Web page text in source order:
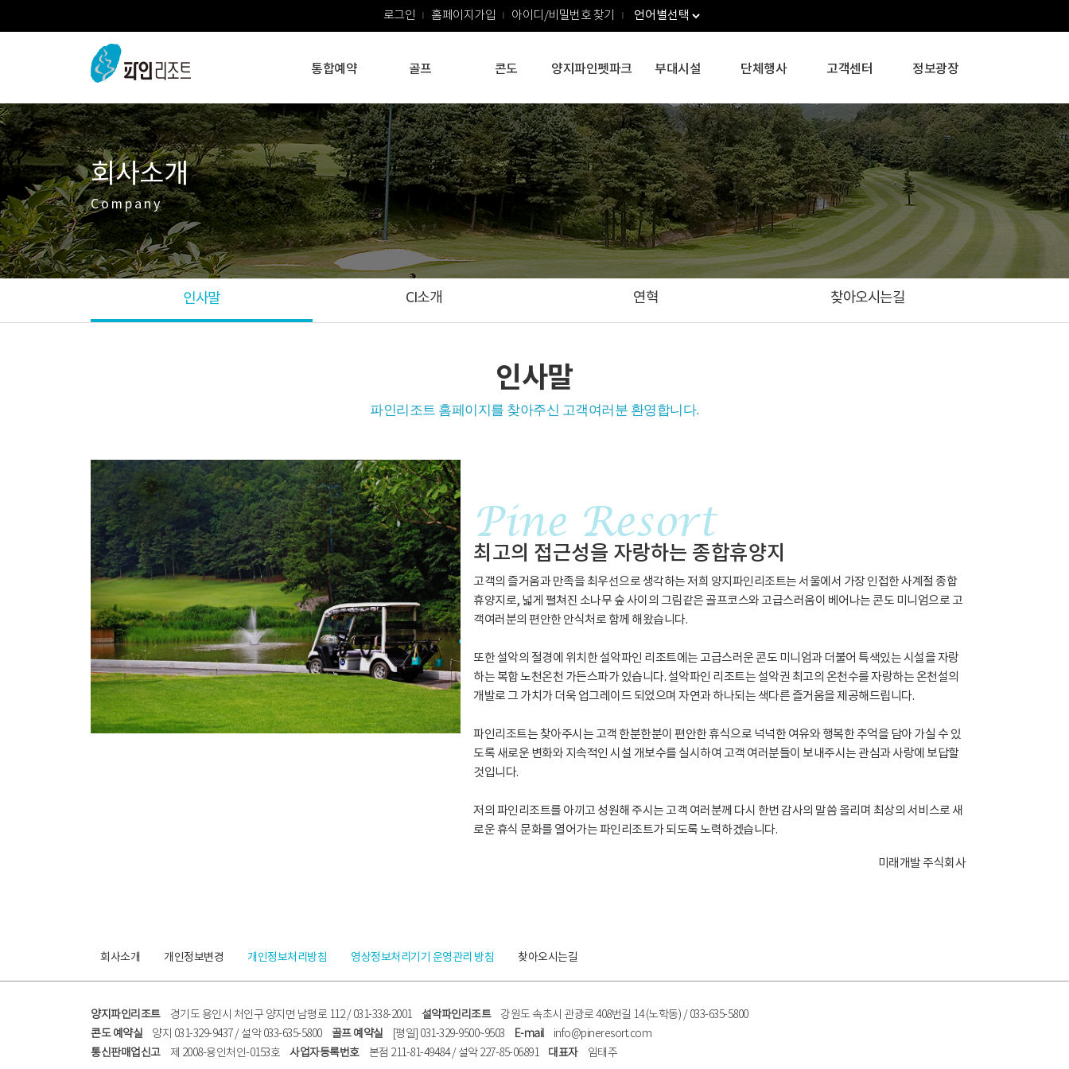
로그인 홈페이지가입 아이디/비밀번호 찾기
통합예약 골프 콘도 양지파인펫파크 부대시설 단체행사 고객센터 정보광장
회사소개
Company
인사말 CI소개 연혁 찾아오시는길
인사말
파인리조트 홈페이지를 찾아주신 고객여러분 환영합니다.
최고의 접근성을 자랑하는 종합휴양지
고객의 즐거움과 만족을 최우선으로 생각하는 저희 양지파인리조트는 서울에서 가장 인접한 사계절 종합
휴양지로, 넓게 펼쳐진 소나무 숲 사이의 그림같은 골프코스와 고급스러움이 베어나는 콘도 미니엄으로 고
객여러분의 편안한 안식처로 함께 해왔습니다.
또한 설악의 절경에 위치한 설악파인 리조트에는 고급스러운 콘도 미니엄과 더불어 특색있는 시설을 자랑
하는 복합 노천온천 가든스파가 있습니다. 설악파인 리조트는 설악권 최고의 온천수를 자랑하는 온천설의
개발로 그 가치가 더욱 업그레이드 되었으며 자연과 하나되는 색다른 즐거움을 제공해드립니다.
파인리조트는 찾아주시는 고객 한분한분이 편안한 휴식으로 넉넉한 여유와 행복한 추억을 담아 가실 수 있
도록 새로운 변화와 지속적인 시설 개보수를 실시하여 고객 여러분들이 보내주시는 관심과 사랑에 보답할
것입니다.
저의 파인리조트를 아끼고 성원해 주시는 고객 여러분께 다시 한번 감사의 말씀 올리며 최상의 서비스로 새
로운 휴식 문화를 열어가는 파인리조트가 되도록 노력하겠습니다.
미래개발 주식회사
회사소개 개인정보변경 개인정보처리방침 영상정보처리기기 운영관리 방침 찾아오시는길
양지파인리조트 경기도 용인시 처인구 양지면 남평로 112 / 031-338-2001 설악파인리조트
강원도 속초시 관광로 408번길 14 (노학동) / 033-635-5800
콘도 예약실
양지 031-329-9437 / 설악 033-635-5800 골프 예약실 [평일] 031-329-9500~9503 E-mail
info@pineresort.com
통신판매업신고
제 2008-용인처인-0153호 사업자등록번호 본점 211-81-49484 / 설악 227-85-06891 대표자 임태주